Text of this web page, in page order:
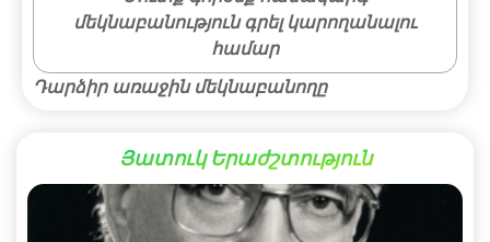
մեկնաբանություն գրել կարողանալու
համար
Դարձիր առաջին մեկնաբանողը
Յատուկ Երաժշտություն